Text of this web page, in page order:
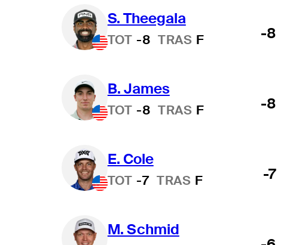
S. Theegala
TOT -8 TRAS F -8
B. James
TOT -8 TRAS F -8
E. Cole
TOT -7 TRAS F -7
M. Schmid